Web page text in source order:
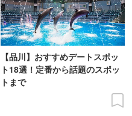
【品川】おすすめデートスポッ
ト18選！定番から話題のスポッ
トまで